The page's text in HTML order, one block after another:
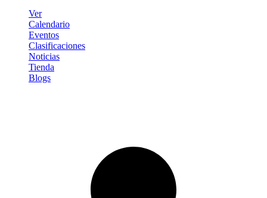
Ver
Calendario
Eventos
Clasificaciones
Noticias
Tienda
Blogs